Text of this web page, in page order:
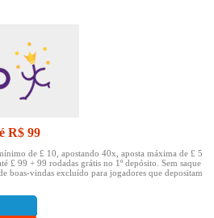
R$ 99
de £ 10, apostando 40x, aposta máxima de £ 5
£ 99 + 99 rodadas grátis no 1º depósito. Sem saque
boas-vindas excluído para jogadores que depositam